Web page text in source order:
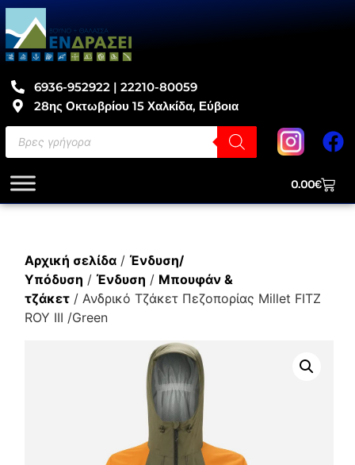
6936-952922 | 22210-80059
28ης Οκτωβρίου 15 Χαλκίδα, Εύβοια
0.00€
Αρχική σελίδα/ Ένδυση/
Υπόδυση / Ένδυση / Μπουφάν &
τζάκετ/ Ανδρικό Τζάκετ Πεζοπορίας Millet FITZ
ROY III /Green